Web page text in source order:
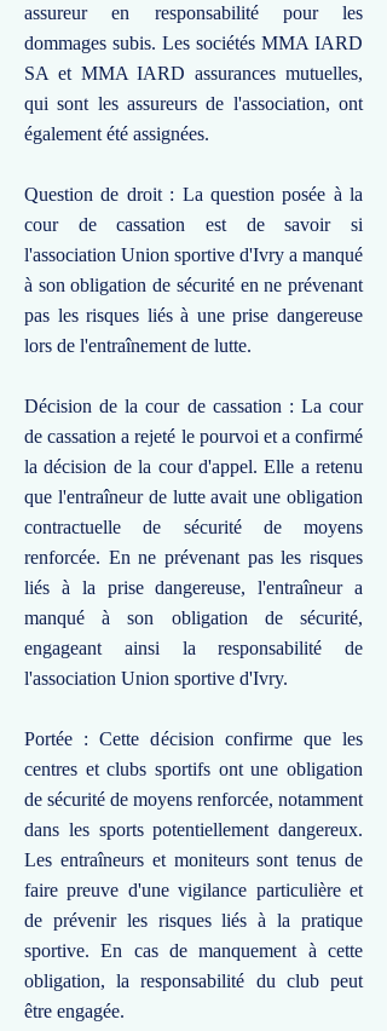
assureur en responsabilité pour les
dommages subis. Les sociétés MMA IARD
SA et MMA IARD assurances mutuelles,
qui sont les assureurs de l'association, ont
également été assignées.
Question de droit : La question posée à la
cour de cassation est de savoir si
l'association Union sportive d'Ivry a manqué
à son obligation de sécurité en ne prévenant
pas les risques liés à une prise dangereuse
lors de l'entraînement de lutte.
Décision de la cour de cassation : La cour
de cassation a rejeté le pourvoi et a confirmé
la décision de la cour d'appel. Elle a retenu
que l'entraîneur de lutte avait une obligation
contractuelle de sécurité de moyens
renforcée. En ne prévenant pas les risques
liés à la prise dangereuse, l'entraîneur a
manqué à son obligation de sécurité,
engageant ainsi la responsabilité de
l'association Union sportive d'Ivry.
Portée : Cette décision confirme que les
centres et clubs sportifs ont une obligation
de sécurité de moyens renforcée, notamment
dans les sports potentiellement dangereux.
Les entraîneurs et moniteurs sont tenus de
faire preuve d'une vigilance particulière et
de prévenir les risques liés à la pratique
sportive. En cas de manquement à cette
obligation, la responsabilité du club peut
être engagée.